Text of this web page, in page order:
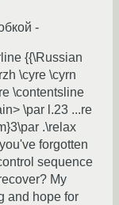
-
{{\Russian
\cyre \cyrn
\contentsline
\par l.23 ...re
.\relax
forgotten
sequence
My
and hope for